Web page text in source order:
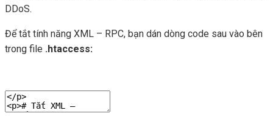
DDoS.
Để tắt tính năng XML – RPC, bạn dán dòng code sau vào bên
trong file .htaccess: